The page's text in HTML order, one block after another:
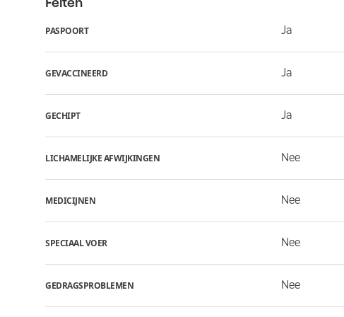
PASPOORT Ja
GEVACCINEERD Ja
GECHIPT Ja
LICHAMELIJKE AFWIJKINGEN Nee
MEDICIJNEN Nee
SPECIAAL VOER Nee
GEDRAGSPROBLEMEN Nee